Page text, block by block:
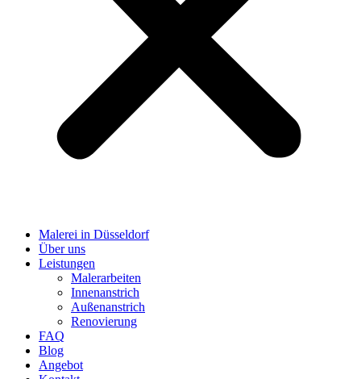
Malerei in Düsseldorf
Über uns
Leistungen
Malerarbeiten
Innenanstrich
Außenanstrich
Renovierung
FAQ
Blog
Angebot